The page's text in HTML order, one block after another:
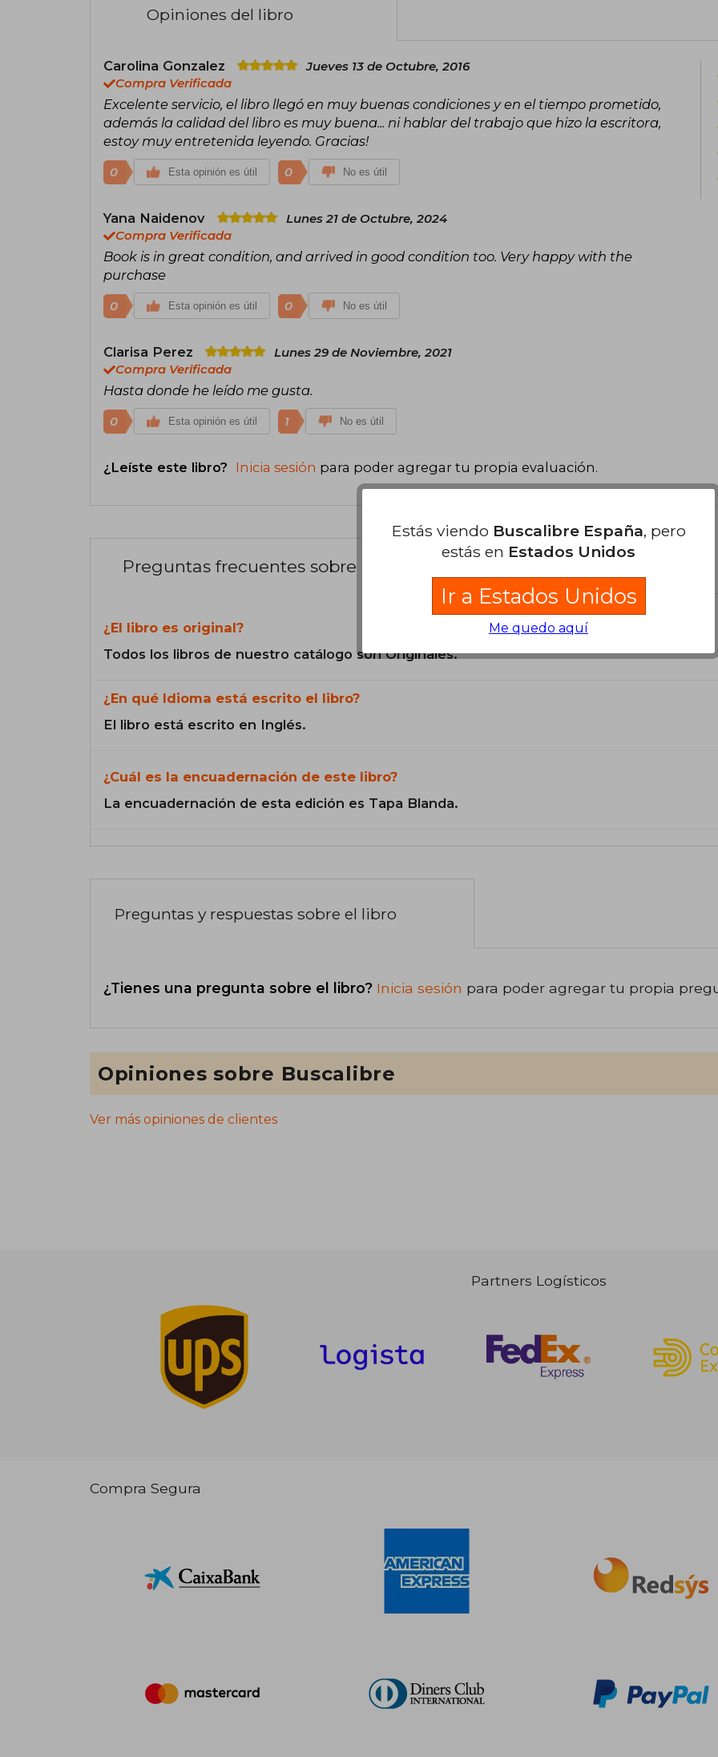
Opiniones del libro
Carolina Gonzalez
Jueves 13 de Octubre, 2016
Compra Verificada
Excelente servicio, el libro llegó en muy buenas condiciones y en el tiempo prometido,
además la calidad del libro es muy buena... ni hablar del trabajo que hizo la escritora,
estoy muy entretenida leyendo. Gracias!
0 Esta opinión es útil 0 No es útil
Yana Naidenov
Lunes 21 de Octubre, 2024
Compra Verificada
Book is in great condition, and arrived in good condition too. Very happy with the
purchase
0 Esta opinión es útil 0 No es útil
Clarisa Perez
Lunes 29 de Noviembre, 2021
Compra Verificada
Hasta donde he leído me gusta.
0 Esta opinión es útil 1 No es útil
¿Leíste este libro? Inicia sesión para poder agregar tu propia evaluación.
Preguntas frecuentes sobre el libro
¿El libro es original?
Todos los libros de nuestro catálogo son Originales.
¿En qué Idioma está escrito el libro?
El libro está escrito en Inglés.
¿Cuál es la encuadernación de este libro?
La encuadernación de esta edición es Tapa Blanda.
Preguntas y respuestas sobre el libro
¿Tienes una pregunta sobre el libro? Inicia sesión para poder agregar tu propia
Opiniones sobre Buscalibre
Ver más opiniones de clientes
Partners Logísticos
Compra Segura
Estás viendo Buscalibre España, pero
estás en Estados Unidos
Ir a Estados Unidos
Me quedo aquí